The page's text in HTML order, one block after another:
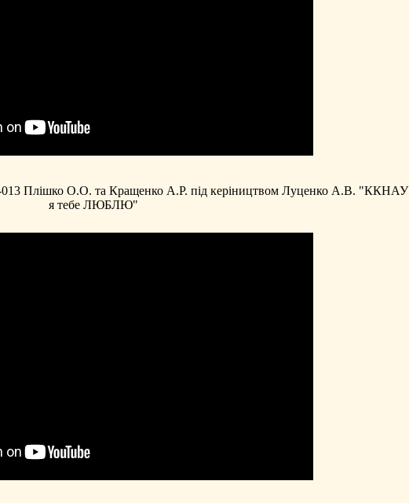
013 Плішко О.О. та Кращенко А.Р. під керіництвом Луценко А.В. "ККНАУ
я тебе ЛЮБЛЮ"